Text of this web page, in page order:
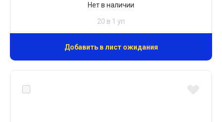
Нет в наличии
20 в 1 уп
Добавить в лист ожидания